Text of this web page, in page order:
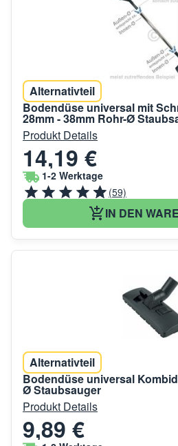
Alternativteil
Bodendüse universal mit
28mm - 38mm Rohr-Ø
Produkt Details
14,19 €
1-2 Werktage
(59)
IN DEN
Alternativteil
Bodendüse universal
Ø Staubsauger
Produkt Details
9,89 €